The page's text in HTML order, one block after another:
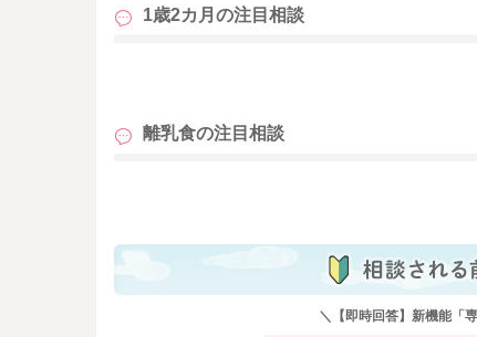
すこしでもご参考になりましたら幸いです。
1歳2カ月の注目相談
離乳食の注目相談
＼【即時回答】新機能「